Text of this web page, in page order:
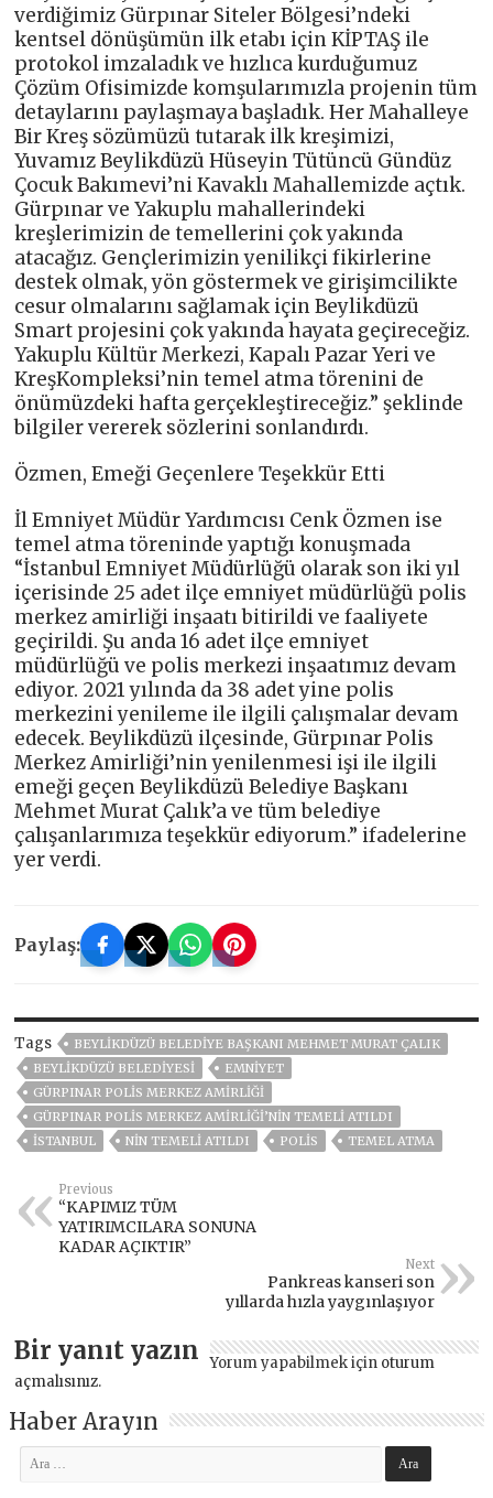
verdiğimiz Gürpınar Siteler Bölgesi’ndeki
kentsel dönüşümün ilk etabı için KİPTAŞ ile
protokol imzaladık ve hızlıca kurduğumuz
Çözüm Ofisimizde komşularımızla projenin tüm
detaylarını paylaşmaya başladık. Her Mahalleye
Bir Kreş sözümüzü tutarak ilk kreşimizi,
Yuvamız Beylikdüzü Hüseyin Tütüncü Gündüz
Çocuk Bakımevi’ni Kavaklı Mahallemizde açtık.
Gürpınar ve Yakuplu mahallerindeki
kreşlerimizin de temellerini çok yakında
atacağız. Gençlerimizin yenilikçi fikirlerine
destek olmak, yön göstermek ve girişimcilikte
cesur olmalarını sağlamak için Beylikdüzü
Smart projesini çok yakında hayata geçireceğiz.
Yakuplu Kültür Merkezi, Kapalı Pazar Yeri ve
KreşKompleksi’nin temel atma törenini de
önümüzdeki hafta gerçekleştireceğiz.” şeklinde
bilgiler vererek sözlerini sonlandırdı.
Özmen, Emeği Geçenlere Teşekkür Etti
İl Emniyet Müdür Yardımcısı Cenk Özmen ise
temel atma töreninde yaptığı konuşmada
“İstanbul Emniyet Müdürlüğü olarak son iki yıl
içerisinde 25 adet ilçe emniyet müdürlüğü polis
merkez amirliği inşaatı bitirildi ve faaliyete
geçirildi. Şu anda 16 adet ilçe emniyet
müdürlüğü ve polis merkezi inşaatımız devam
ediyor. 2021 yılında da 38 adet yine polis
merkezini yenileme ile ilgili çalışmalar devam
edecek. Beylikdüzü ilçesinde, Gürpınar Polis
Merkez Amirliği’nin yenilenmesi işi ile ilgili
emeği geçen Beylikdüzü Belediye Başkanı
Mehmet Murat Çalık’a ve tüm belediye
çalışanlarımıza teşekkür ediyorum.” ifadelerine
yer verdi.
Paylaş:
Tags
BEYLIKDÜZÜ BELEDIYE BAŞKANI MEHMET MURAT ÇALIK
BEYLİKDÜZÜ BELEDİYESİ
EMNİYET
GÜRPINAR POLİS MERKEZ AMİRLİĞİ
GÜRPINAR POLİS MERKEZ AMİRLİĞİ’NİN TEMELİ ATILDI
ISTANBUL
NİN TEMELİ ATILDI POLIS TEMEL ATMA
Previous
“KAPIMIZ TÜM
YATIRIMCILARA SONUNA
KADAR AÇIKTIR”
Next
Pankreas kanseri son
yıllarda hızla yaygınlaşıyor
Bir yanıt yazın Yorum yapabilmek için oturum
açmalısınız.
Haber Arayın